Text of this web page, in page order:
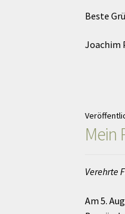
Beste
Joachim
Mein
Verehrte
Am 5.